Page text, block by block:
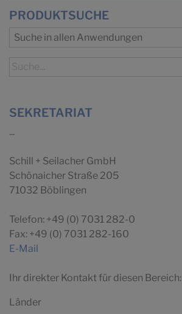
PRODUKTSUCHE
SEKRETARIAT
...
Schill + Seilacher GmbH
Schönaicher Straße 205
71032 Böblingen
Telefon: +49 (0) 7031 282-0
Fax: +49 (0) 7031 282-160
E-Mail
Ihr direkter Kontakt für diesen Bereich:
Länder